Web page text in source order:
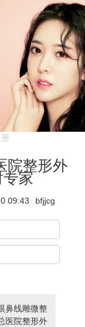
院整形外
家
09:43 bfjjcg
鼻线雕微整
医院整形外